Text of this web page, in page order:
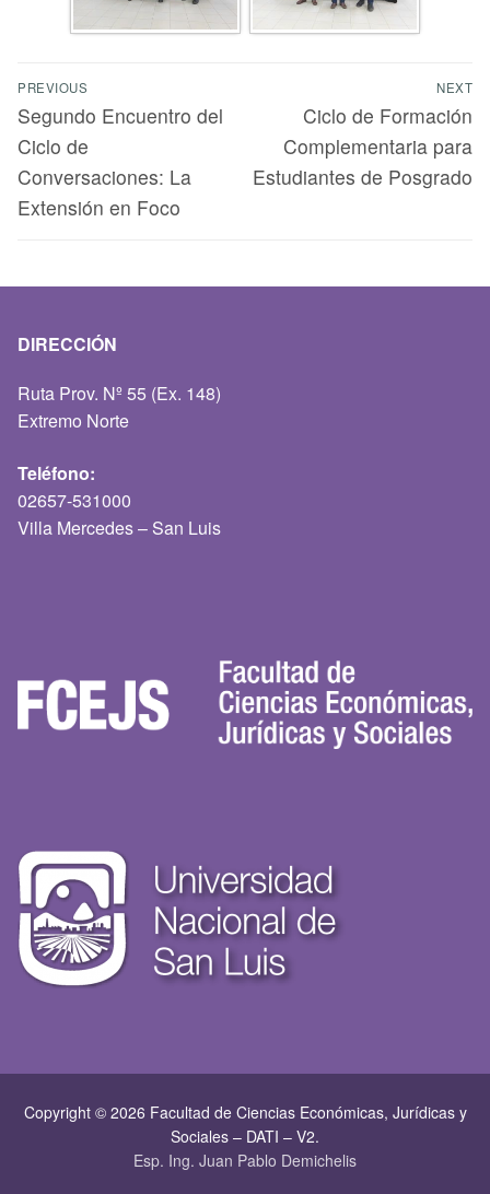
PREVIOUS
Segundo Encuentro del
Ciclo de
Conversaciones: La
Extensión en Foco
NEXT
Ciclo de Formación
Complementaria para
Estudiantes de Posgrado
DIRECCIÓN
Ruta Prov. Nº 55 (Ex. 148)
Extremo Norte
Teléfono:
02657-531000
Villa Mercedes – San Luis
Copyright © 2026 Facultad de Ciencias Económicas, Jurí­dicas y
Sociales – DATI – V2.
Esp. Ing. Juan Pablo Demichelis